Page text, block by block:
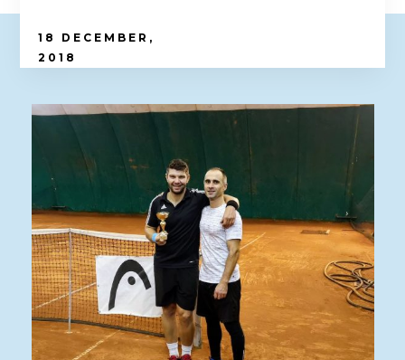
18 DECEMBER,
2018